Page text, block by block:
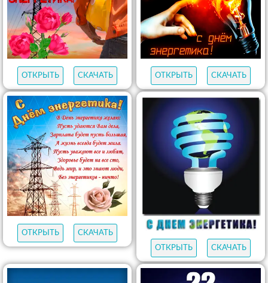
ОТКРЫТЬ СКАЧАТЬ ОТКРЫТЬ СКАЧАТЬ
ОТКРЫТЬ
СКАЧАТЬ
ОТКРЫТЬ
СКАЧАТЬ